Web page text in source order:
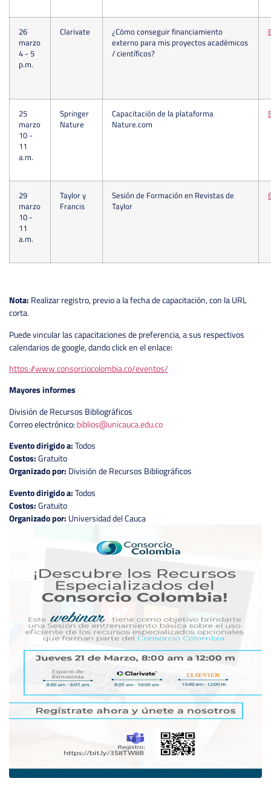
26
marzo
4 - 5
p.m.
Clarivate
¿Cómo conseguir financiamiento
externo para mis proyectos académicos
/ científicos?
25
marzo
10 -
11
a.m.
Springer
Nature
Capacitación de la plataforma
Nature.com
29
marzo
10 -
11
a.m.
Taylor y
Francis
Sesión de Formación en Revistas de
Taylor
Nota: Realizar registro, previo a la fecha de capacitación, con la URL
corta.
Puede vincular las capacitaciones de preferencia, a sus respectivos
calendarios de google, dando click en el enlace:
https://www.consorciocolombia.co/eventos/
Mayores informes
División de Recursos Bibliográficos
Correo electrónico:biblios@unicauca.edu.co
Evento dirigido a:Todos
Costos:Gratuito
Organizado por: División de Recursos Bibliográficos
Evento dirigido a:Todos
Costos:Gratuito
Organizado por: Universidad del Cauca